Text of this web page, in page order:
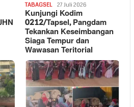
TABAGSEL 27 Juli 2026
Kunjungi Kodim
0212/Tapsel, Pangdam
Tekankan Keseimbangan
Siaga Tempur dan
Wawasan Teritorial